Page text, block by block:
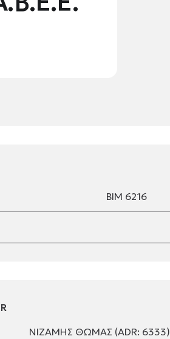
ΒΙΜ 6216
ΝΙΖΑΜΗΣ ΘΩΜΑΣ (ADR: 6333)